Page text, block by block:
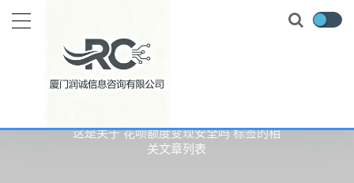
关于花呗额度变现安全吗
这是关于 花呗额度变现安全吗 标签的相
关文章列表